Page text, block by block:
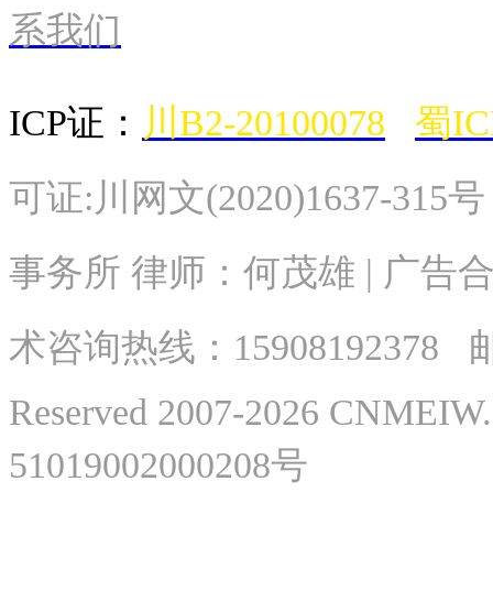
系我们
ICP证： 川B2-20100078
蜀
可证:川网文(2020)1637-315
事务所 律师：何茂雄 | 广告
术咨询热线： 15908192378
Reserved 2007-2026
51019002000208号